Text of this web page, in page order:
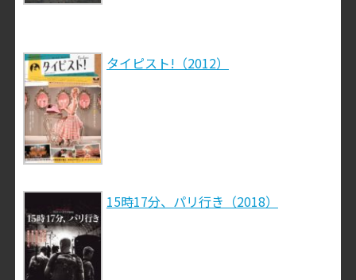
タイピスト!（2012）
15時17分、パリ行き（2018）